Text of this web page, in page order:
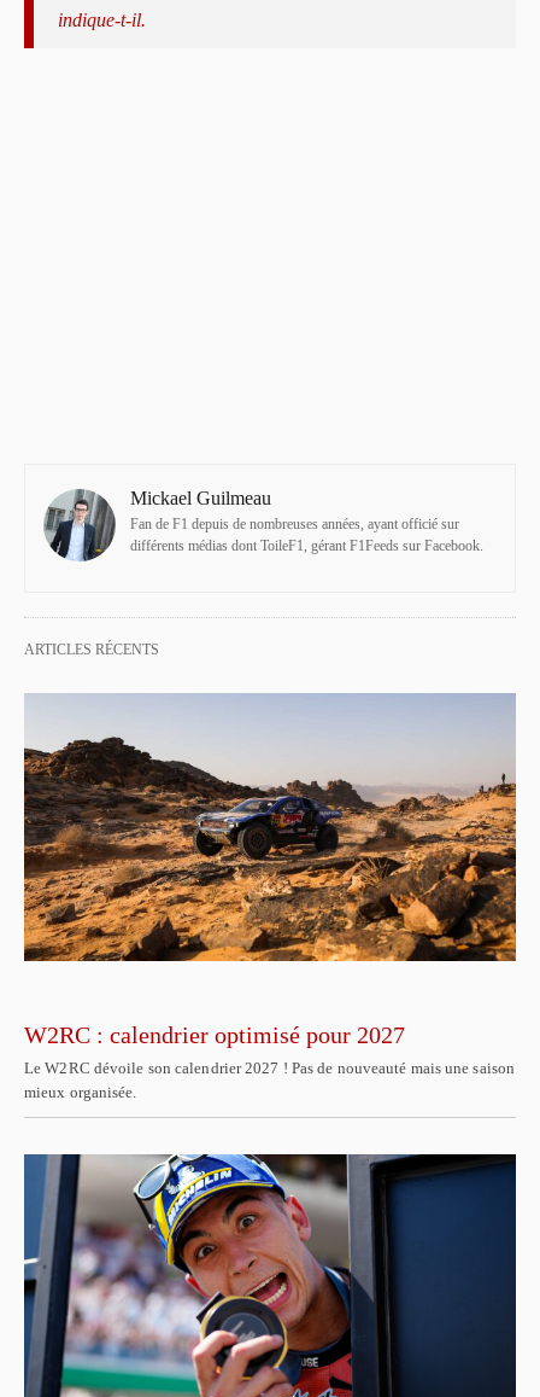
indique-t-il.
Mickael Guilmeau
Fan de F1 depuis de nombreuses années, ayant officié sur
différents médias dont ToileF1, gérant F1Feeds sur Facebook.
ARTICLES RÉCENTS
W2RC : calendrier optimisé pour 2027
Le W2RC dévoile son calendrier 2027 ! Pas de nouveauté mais une saison
mieux organisée.